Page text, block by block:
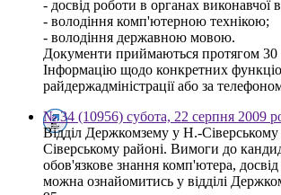
- досвід роботи в органах виконавчої
- володіння комп'ютерною технікою;
- володіння державною мовою.
Документи приймаються протягом 30
Інформацію щодо конкретних
райдержадміністрації або за
№ 34 (10956) субота, 22 серпня 2009
Відділ Держкомзему у Н.-Сіверському
Сіверському районі. Вимоги до
обов'язкове знання комп'ютера,
можна ознайомитись у відділі